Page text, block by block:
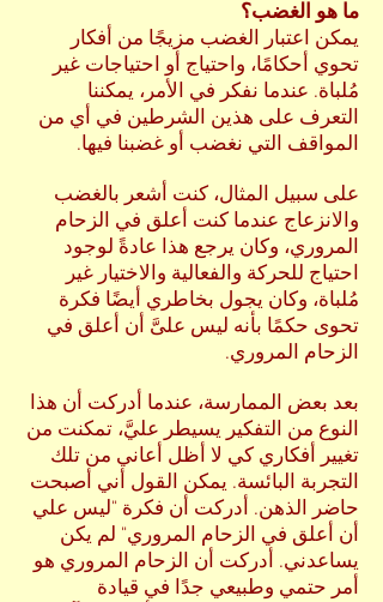
ما هو الغضب؟
يمكن اعتبار الغضب مزيجًا من أفكار
تحوي أحكامًا، واحتياج أو احتياجات غير
مُلباة. عندما نفكر في الأمر، يمكننا
التعرف على هذين الشرطين في أي من
المواقف التي نغضب أو غضبنا فيها.
على سبيل المثال، كنت أشعر بالغضب
والانزعاج عندما كنت أعلق في الزحام
المروري، وكان يرجع هذا عادةً لوجود
احتياج للحركة والفعالية والاختيار غير
مُلباة، وكان يجول بخاطري أيضًا فكرة
تحوى حكمًا بأنه ليس علىَّ أن أعلق في
الزحام المروري.
بعد بعض الممارسة، عندما أدركت أن هذا
النوع من التفكير يسيطر عليَّ، تمكنت من
تغيير أفكاري كي لا أظل أعاني من تلك
التجربة البائسة. يمكن القول أني أصبحت
حاضر الذهن. أدركت أن فكرة "ليس علي
أن أعلق في الزحام المروري" لم يكن
يساعدني. أدركت أن الزحام المروري هو
أمر حتمي وطبيعي جدًا في قيادة